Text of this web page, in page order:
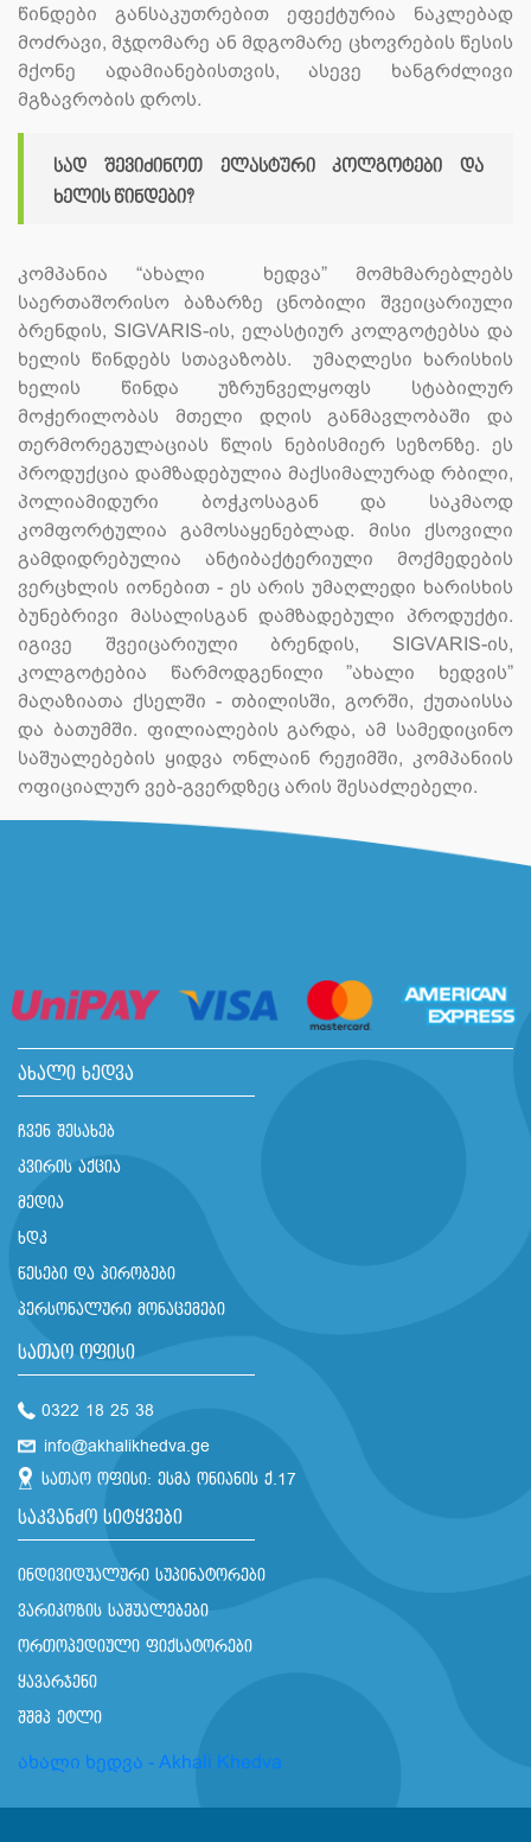
წინდები განსაკუთრებით ეფექტურია ნაკლებად
მოძრავი, მჯდომარე ან მდგომარე ცხოვრების წესის
მქონე ადამიანებისთვის, ასევე ხანგრძლივი
მგზავრობის დროს.
სად შევიძინოთ ელასტური კოლგოტები და
ხელის წინდები?
კომპანია “ახალი ხედვა” მომხმარებლებს
საერთაშორისო ბაზარზე ცნობილი შვეიცარიული
ბრენდის, SIGVARIS-ის, ელასტიურ კოლგოტებსა და
ხელის წინდებს სთავაზობს. უმაღლესი ხარისხის
ხელის წინდა უზრუნველყოფს სტაბილურ
მოჭერილობას მთელი დღის განმავლობაში და
თერმორეგულაციას წლის ნებისმიერ სეზონზე. ეს
პროდუქცია დამზადებულია მაქსიმალურად რბილი,
პოლიამიდური ბოჭკოსაგან და საკმაოდ
კომფორტულია გამოსაყენებლად. მისი ქსოვილი
გამდიდრებულია ანტიბაქტერიული მოქმედების
ვერცხლის იონებით - ეს არის უმაღლედი ხარისხის
ბუნებრივი მასალისგან დამზადებული პროდუქტი.
იგივე შვეიცარიული ბრენდის, SIGVARIS-ის,
კოლგოტებია წარმოდგენილი ”ახალი ხედვის”
მაღაზიათა ქსელში - თბილისში, გორში, ქუთაისსა
და ბათუმში. ფილიალების გარდა, ამ სამედიცინო
საშუალებების ყიდვა ონლაინ რეჟიმში, კომპანიის
ოფიციალურ ვებ-გვერდზეც არის შესაძლებელი.
ახალი ხედვა
ჩვენ შესახებ
კვირის აქცია
მედია
ხდკ
წესები და პირობები
პერსონალური მონაცემები
სათაო ოფისი
0322 18 25 38
info@akhalikhedva.ge
სათაო ოფისი: ესმა ონიანის ქ.17
საკვანძო სიტყვები
ინდივიდუალური სუპინატორები
ვარიკოზის საშუალებები
ორთოპედიული ფიქსატორები
ყავარჯენი
შშმპ ეტლი
ახალი ხედვა - Akhali Khedva